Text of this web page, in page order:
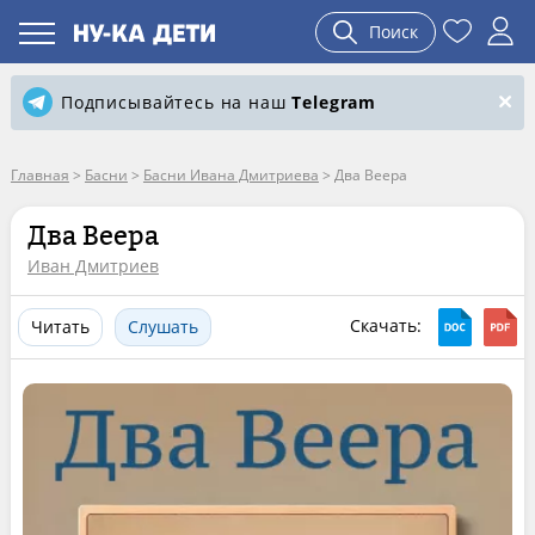
Поиск
Подписывайтесь на нашTelegram
Главная > Басни > Басни Ивана Дмитриева > Два Веера
Два Веера
Иван Дмитриев
Читать Слушать Скачать: